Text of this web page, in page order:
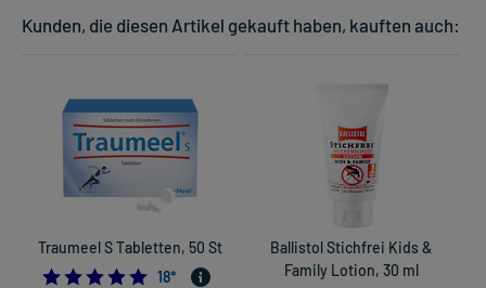
Kunden, die diesen Artikel gekauft haben, kauften auch:
Traumeel S Tabletten, 50 St
4.944444444444445
18*
Ballistol Stichfrei Kids &
Family Lotion, 30 ml